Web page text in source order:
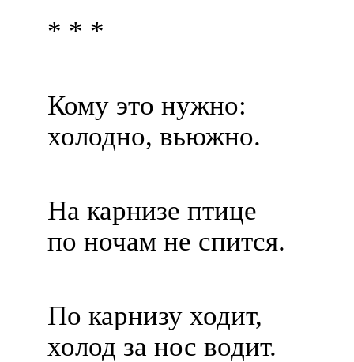
* * *
Кому это нужно:
холодно, вьюжно.
На карнизе птице
по ночам не спится.
По карнизу ходит,
холод за нос водит.